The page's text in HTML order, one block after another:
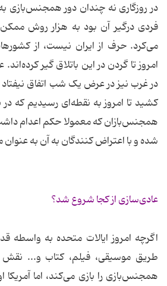
در روزگاری نه چندان دور همجنس‌بازی
فردی درگیر آن بود به هزار روش
می‌کرد. حرف از ایران نیست، از
امروز تا گردن در این باتلاق گیر
در غرب نیز در عرض یک شب اتفاق
همجنس‌بازان که معمولا حکم اعدام
شده و با اعتراض کنندگان به آن به
عادی‌سازی از کجا شروع شد؟
اگرچه امروز ایالات متحده به واسطه
طریق موسیقی، فیلم، کتاب و... نقش
همجنس‌بازی را بازی می‌کند، اما